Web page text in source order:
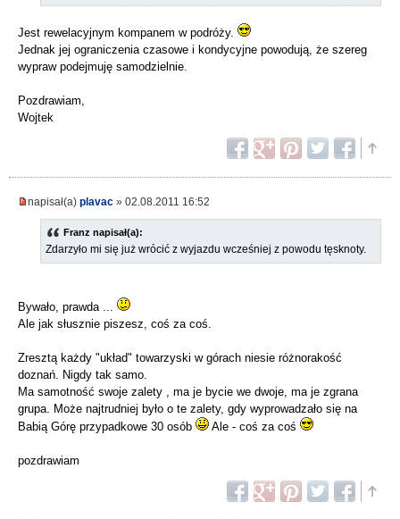
Jest rewelacyjnym kompanem w podróży.
Jednak jej ograniczenia czasowe i kondycyjne powodują, że szereg
wypraw podejmuję samodzielnie.
Pozdrawiam,
Wojtek
napisał(a) plavac » 02.08.2011 16:52
Franz napisał(a):
Zdarzyło mi się już wrócić z wyjazdu wcześniej z powodu tęsknoty.
Bywało, prawda ...
Ale jak słusznie piszesz, coś za coś.
Zresztą każdy "układ" towarzyski w górach niesie różnorakość
doznań. Nigdy tak samo.
Ma samotność swoje zalety , ma je bycie we dwoje, ma je zgrana
grupa. Może najtrudniej było o te zalety, gdy wyprowadzało się na
Babią Górę przypadkowe 30 osób
Ale - coś za coś
pozdrawiam